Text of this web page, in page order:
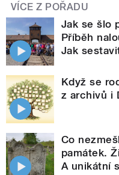
VÍCE Z POŘADU
Jak se šlo
Příběh
Jak
Když se
z archivů i
Co
památek.
A unikátní